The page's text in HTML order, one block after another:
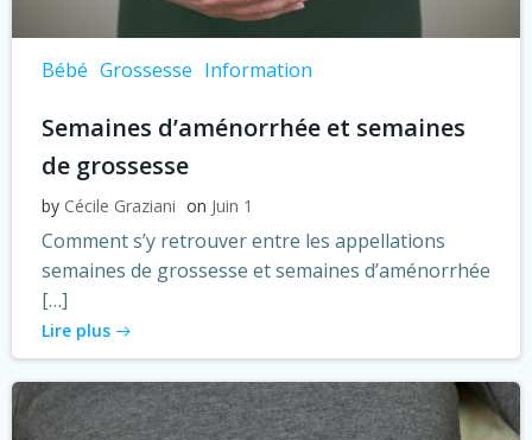
Bébé Grossesse Information
Semaines d’aménorrhée et semaines
de grossesse
by Cécile Graziani on Juin 1
Comment s’y retrouver entre les appellations
semaines de grossesse et semaines d’aménorrhée
[…]
Lire plus